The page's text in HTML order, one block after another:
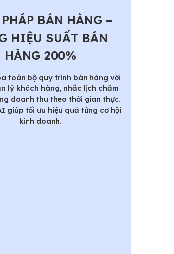
BÁN HÀNG –
HIỆU SUẤT BÁN
HÀNG 200%
toàn bộ quy trình bán hàng với
lý khách hàng, nhắc lịch chăm
doanh thu theo thời gian thực.
giúp tối ưu hiệu quả từng cơ hội
kinh doanh.